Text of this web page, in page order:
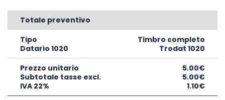
Totale preventivo
Tipo
Timbro completo
Datario 1020
Trodat 1020
Prezzo unitario
5.00€
Subtotale tasse excl.
5.00€
IVA 22%
1.10€